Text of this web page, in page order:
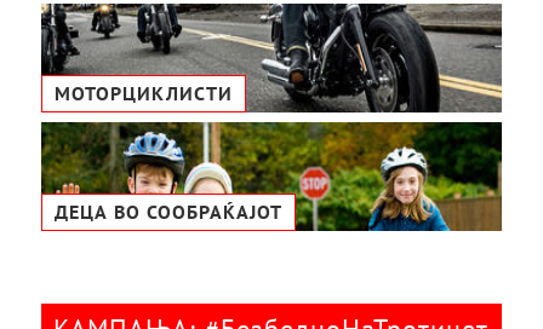
МОТОРЦИКЛИСТИ
ДЕЦА ВО СООБРАЌАЈОТ